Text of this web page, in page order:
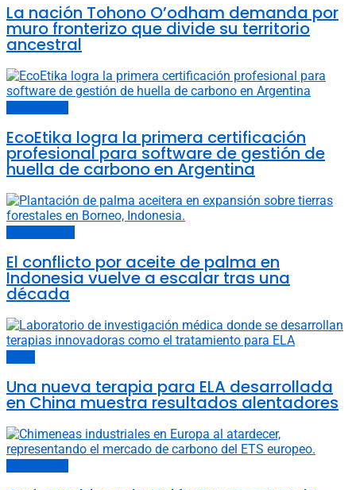
La nación Tohono O’odham demanda por
muro fronterizo que divide su territorio
ancestral
EcoEtika logra la primera certificación
profesional para software de gestión de
huella de carbono en Argentina
El conflicto por aceite de palma en
Indonesia vuelve a escalar tras una
década
Una nueva terapia para ELA desarrollada
en China muestra resultados alentadores